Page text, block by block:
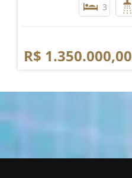
3
R$ 1.350.000,00